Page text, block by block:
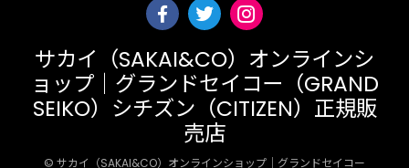
サカイ（SAKAI&CO）オンラインシ
ョップ｜グランドセイコー（GRAND
SEIKO）シチズン（CITIZEN）正規販
売店
© サカイ（SAKAI&CO）オンラインショップ｜グランドセイコー